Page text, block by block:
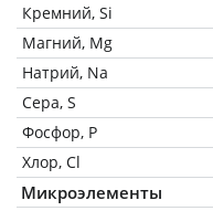
Кремний, Si
Магний, Mg
Натрий, Na
Сера, S
Фосфор, P
Хлор, Cl
Микроэлементы